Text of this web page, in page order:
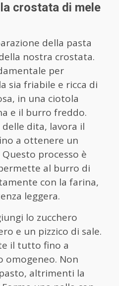
crostata di mele
della pasta
nostra crostata.
per
sia friabile e ricca di
in una ciotola
e il burro freddo.
dita, lavora il
a ottenere un
processo è
al burro di
con la farina,
leggera.
lo zucchero
e un pizzico di sale.
il tutto fino a
omogeneo. Non
altrimenti la